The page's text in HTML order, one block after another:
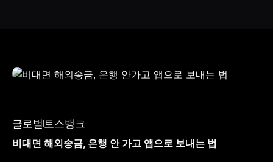
글로벌 토스뱅크
비대면 해외송금, 은행 안 가고 앱으로 보내는 법